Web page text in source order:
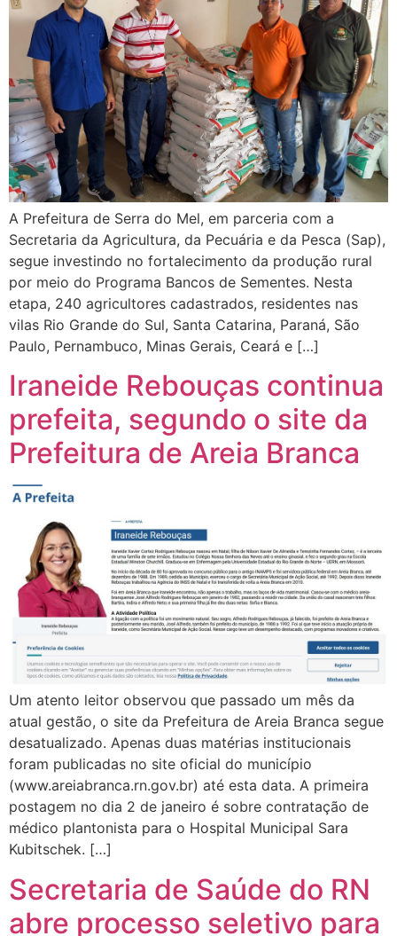
A Prefeitura de Serra do Mel, em parceria com a
Secretaria da Agricultura, da Pecuária e da Pesca (Sap),
segue investindo no fortalecimento da produção rural
por meio do Programa Bancos de Sementes. Nesta
etapa, 240 agricultores cadastrados, residentes nas
vilas Rio Grande do Sul, Santa Catarina, Paraná, São
Paulo, Pernambuco, Minas Gerais, Ceará e […]
Iraneide Rebouças continua
prefeita, segundo o site da
Prefeitura de Areia Branca
Um atento leitor observou que passado um mês da
atual gestão, o site da Prefeitura de Areia Branca segue
desatualizado. Apenas duas matérias institucionais
foram publicadas no site oficial do município
(www.areiabranca.rn.gov.br) até esta data. A primeira
postagem no dia 2 de janeiro é sobre contratação de
médico plantonista para o Hospital Municipal Sara
Kubitschek. […]
Secretaria de Saúde do RN
abre processo seletivo para